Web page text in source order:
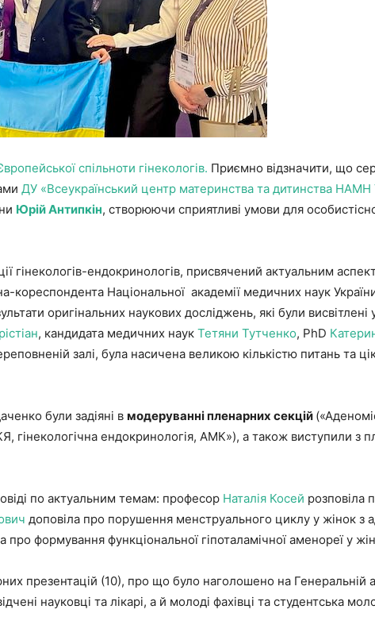
спільноти гінекологів. Приємно відзначити, що
ДУ «Всеукраїнський центр материнства та дитинства НАМН
ЮрійАнтипкін, створюючи сприятливі умови для
гінекологів-ендокринологів, присвячений актуальним
кореспондента Національної академії медичних наук
оригінальних наукових досліджень, які були висвітлені
, кандидата медичних наук Тетяни Тутченко, PhD
залі, була насичена великою кількістю питань та
були задіяні в модеруванніпленарних секцій
гінекологічна ендокринологія, АМК»), а також виступили з
по актуальним темам: професор Наталія Косей розповіла
доповіла про порушення менструального циклу у жінок з
про формування функціональної гіпоталамічної аменореї у
презентацій (10), про що було наголошено на Генеральній
науковці та лікарі, а й молоді фахівці та студентська